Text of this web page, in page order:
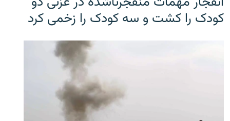
کودک را کشت و سه کودک را زخمی کرد